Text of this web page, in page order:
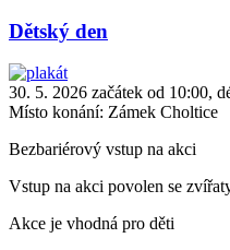
Dětský den
30. 5. 2026 začátek od 10:00,
Místo konání: Zámek Choltice
Bezbariérový vstup na akci
Vstup na akci povolen se
Akce je vhodná pro děti